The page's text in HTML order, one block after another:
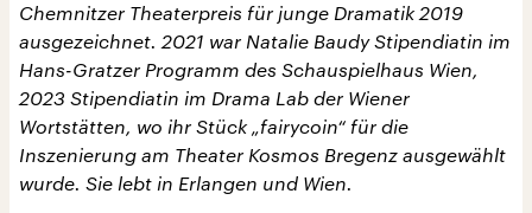
Chemnitzer Theaterpreis für junge Dramatik 2019
ausgezeichnet. 2021 war Natalie Baudy Stipendiatin im
Hans-Gratzer Programm des Schauspielhaus Wien,
2023 Stipendiatin im Drama Lab der Wiener
Wortstätten, wo ihr Stück „fairycoin“ für die
Inszenierung am Theater Kosmos Bregenz ausgewählt
wurde. Sie lebt in Erlangen und Wien.